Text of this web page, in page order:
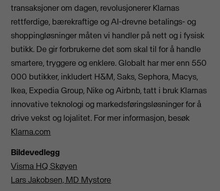
transaksjoner om dagen, revolusjonerer Klarnas
rettferdige, bærekraftige og AI-drevne betalings- og
shoppingløsninger måten vi handler på nett og i fysisk
butikk. De gir forbrukerne det som skal til for å handle
smartere, tryggere og enklere. Globalt har mer enn 550
000 butikker, inkludert H&M, Saks, Sephora, Macys,
Ikea, Expedia Group, Nike og Airbnb, tatt i bruk Klarnas
innovative teknologi og markedsføringsløsninger for å
drive vekst og lojalitet. For mer informasjon, besøk
Klarna.com
Bildevedlegg
Visma HQ Skøyen
Lars Jakobsen, MD Mystore